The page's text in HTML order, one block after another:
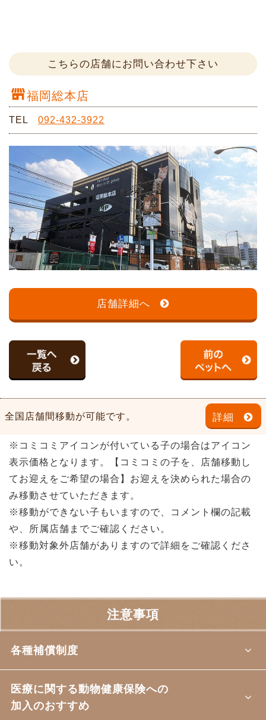
こちらの店舗にお問い合わせ下さい
福岡総本店
TEL 092-432-3922
店舗詳細へ
全国店舗間移動が可能です。 詳細
※コミコミアイコンが付いている子の場合はアイコン
表示価格となります。【コミコミの子を、店舗移動し
てお迎えをご希望の場合】お迎えを決められた場合の
み移動させていただきます。
※移動ができない子もいますので、コメント欄の記載
や、所属店舗までご確認ください。
※移動対象外店舗がありますので詳細をご確認くださ
い。
注意事項
各種補償制度
医療に関する動物健康保険への
加入のおすすめ